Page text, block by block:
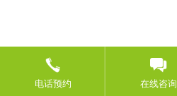
电话预约 在线咨询